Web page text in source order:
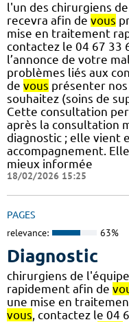
l'un des chirurgiens
recevra afin de vous
mise en traitement
contactez le 04 67 33
l’annonce de votre
problèmes liés aux
de vous présenter
souhaitez (soins de
Cette consultation
après la consultation
diagnostic ; elle vient
accompagnement.
mieux informée
18/02/2026 15:25
PAGES
relevance: 63%
Diagnostic
chirurgiens de
rapidement afin de
une mise en
vous, contactez le 04